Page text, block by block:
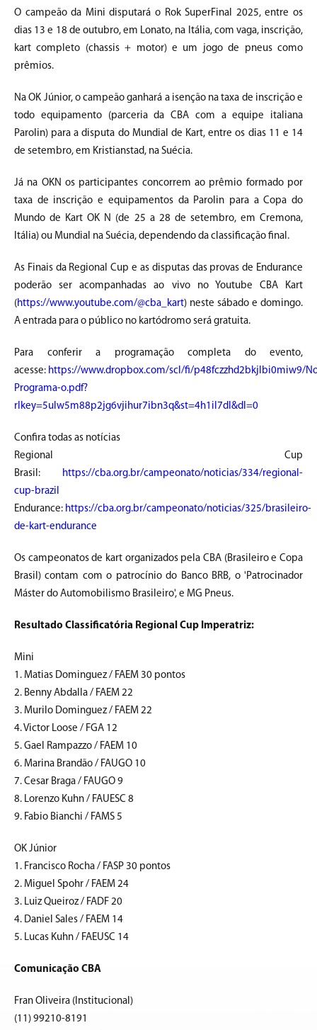
O campeão da Mini disputará o Rok SuperFinal 2025, entre os
dias 13 e 18 de outubro, em Lonato, na Itália, com vaga, inscrição,
kart completo (chassis + motor) e um jogo de pneus como
prêmios.
Na OK Júnior, o campeão ganhará a isenção na taxa de inscrição e
todo equipamento (parceria da CBA com a equipe italiana
Parolin) para a disputa do Mundial de Kart, entre os dias 11 e 14
de setembro, em Kristianstad, na Suécia.
Já na OKN os participantes concorrem ao prêmio formado por
taxa de inscrição e equipamentos da Parolin para a Copa do
Mundo de Kart OK N (de 25 a 28 de setembro, em Cremona,
Itália) ou Mundial na Suécia, dependendo da classificação final.
As Finais da Regional Cup e as disputas das provas de Endurance
poderão ser acompanhadas ao vivo no Youtube CBA Kart
(https://www.youtube.com/@cba_kart) neste sábado e domingo.
A entrada para o público no kartódromo será gratuita.
Para conferir a programação completa do evento,
acesse: https://www.dropbox.com/scl/fi/p48fczzhd2bkjlbi0miw9/
Programa-o.pdf?
rlkey=5ulw5m88p2jg6vjihur7ibn3q&st=4h1il7dl&dl=0
Confira todas as notícias
Regional Cup
Brasil:
https://cba.org.br/campeonato/noticias/334/regional-
cup-brazil
Endurance: https://cba.org.br/campeonato/noticias/325/brasileiro-
de-kart-endurance
Os campeonatos de kart organizados pela CBA (Brasileiro e Copa
Brasil) contam com o patrocínio do Banco BRB, o 'Patrocinador
Máster do Automobilismo Brasileiro', e MG Pneus.
Resultado Classificatória Regional Cup Imperatriz:
Mini
1. Matias Dominguez / FAEM 30 pontos
2. Benny Abdalla / FAEM 22
3. Murilo Dominguez / FAEM 22
4. Victor Loose / FGA 12
5. Gael Rampazzo / FAEM 10
6. Marina Brandão / FAUGO 10
7. Cesar Braga / FAUGO 9
8. Lorenzo Kuhn / FAUESC 8
9. Fabio Bianchi / FAMS 5
OK Júnior
1. Francisco Rocha / FASP 30 pontos
2. Miguel Spohr / FAEM 24
3. Luiz Queiroz / FADF 20
4. Daniel Sales / FAEM 14
5. Lucas Kuhn / FAEUSC 14
Comunicação CBA
Fran Oliveira (Institucional)
(11) 99210-8191